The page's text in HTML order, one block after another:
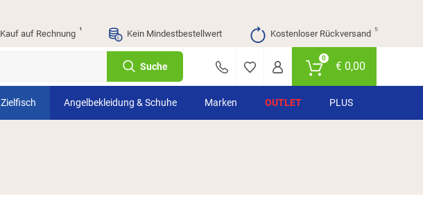
Kauf auf Rechnung ¹ Kein Mindestbestellwert Kostenloser Rückversand ⁵
Suche
0
€0,00
Zielfisch Angelbekleidung & Schuhe Marken OUTLET PLUS